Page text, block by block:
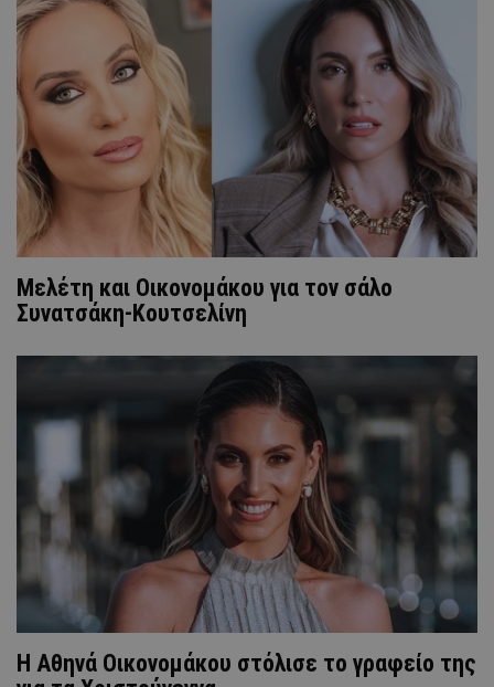
Μελέτη και Οικονομάκου για τον σάλο
Συνατσάκη-Κουτσελίνη
H Αθηνά Οικονομάκου στόλισε το γραφείο της